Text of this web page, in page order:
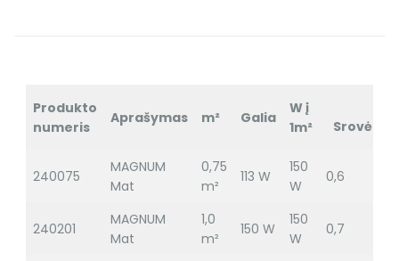
Produkto
numeris
Aprašymas m² Galia
W į
1m²
Srovė(A)
240075
MAGNUM
Mat
0,75
m²
113 W
150
W
0,6
240201
MAGNUM
Mat
1,0
m²
150 W
150
W
0,7